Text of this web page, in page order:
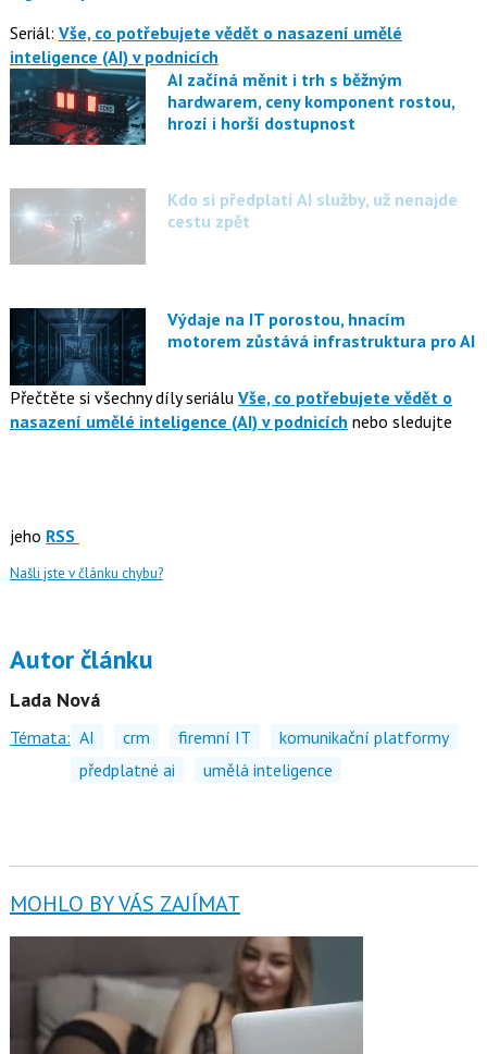
Seriál: Vše, co potřebujete vědět o nasazení umělé
inteligence (AI) v podnicích
AI začíná měnit i trh s běžným
hardwarem, ceny komponent rostou,
hrozí i horší dostupnost
Kdo si předplatí AI služby, už nenajde
cestu zpět
Výdaje na IT porostou, hnacím
motorem zůstává infrastruktura pro AI
Přečtěte si všechny díly seriálu Vše, co potřebujete vědět o
nasazení umělé inteligence (AI) v podnicích nebo sledujte
jeho RSS
Našli jste v článku chybu?
Autor článku
Lada Nová
Témata: AI crm firemní IT
komunikační platformy
předplatné ai
umělá inteligence
MOHLO BY VÁS ZAJÍMAT